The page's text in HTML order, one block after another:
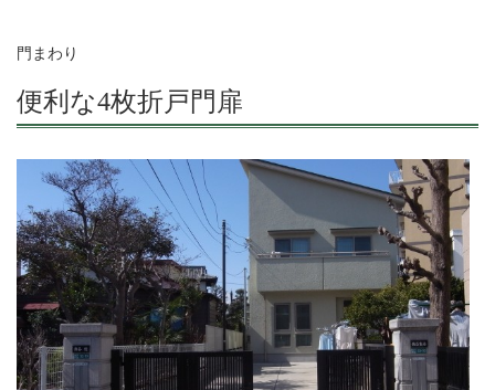
門まわり
便利な4枚折戸門扉